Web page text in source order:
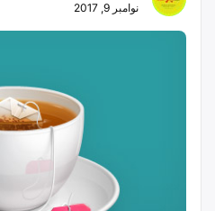
نوامبر 9, 2017